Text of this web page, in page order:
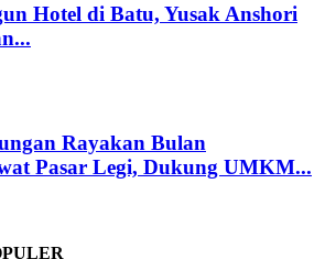
Hotel di Batu, Yusak Anshori
Rayakan Bulan
Pasar Legi, Dukung UMKM...